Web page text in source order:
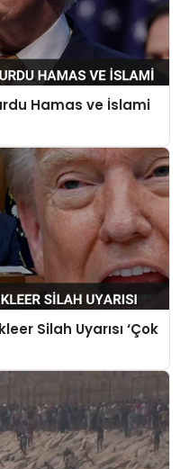
Hamas ve İslami
Silah Uyarısı ‘Çok